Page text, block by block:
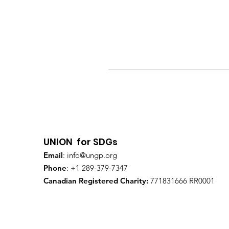
UNION for SDGs
Email: info@ungp.org
Phone: +1 289-379-7347
Canadian Registered Charity: 771831666 RR0001